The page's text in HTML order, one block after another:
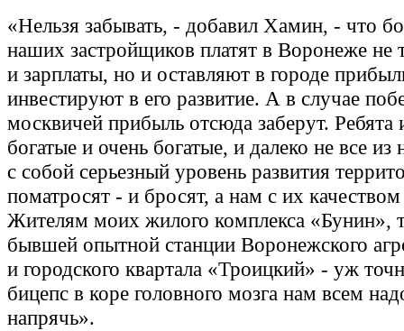
«Нельзя забывать, - добавил Хамин, - что
наших застройщиков платят в Воронеже не
и зарплаты, но и оставляют в городе
инвестируют в его развитие. А в случае
москвичей прибыль отсюда заберут. Ребята
богатые и очень богатые, и далеко не все из
с собой серьезный уровень развития
поматросят - и бросят, а нам с их
Жителям моих жилого комплекса «Бунин»,
бывшей опытной станции Воронежского
и городского квартала «Троицкий» - уж
бицепс в коре головного мозга нам всем
напрячь».